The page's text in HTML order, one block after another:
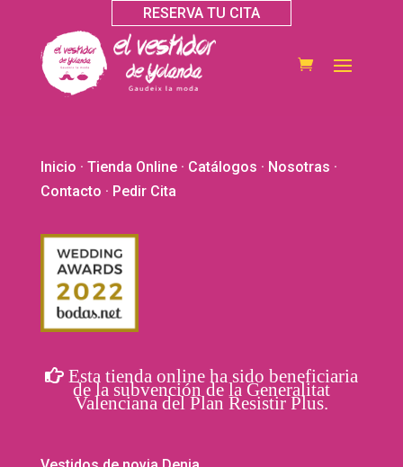
RESERVA TU CITA
Inicio · Tienda Online· Catálogos · Nosotras ·
Contacto · Pedir Cita
Esta tienda online ha sido beneficiaria
de la subvención de la Generalitat
Valenciana del Plan Resistir Plus.